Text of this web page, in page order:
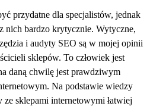
przydatne dla specjalistów, jednak
nich bardzo krytycznie. Wytyczne,
i audyty SEO są w mojej opinii
sklepów. To człowiek jest
daną chwilę jest prawdziwym
Na podstawie wiedzy
ze sklepami internetowymi łatwiej